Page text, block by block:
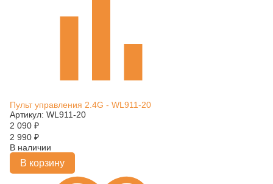
Пульт управления 2.4G - WL911-20
Артикул: WL911-20
2 090 ₽
2 990 ₽
В наличии
В корзину